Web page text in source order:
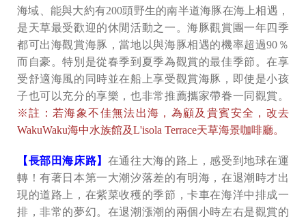
海域、能與大約有200頭野生的南半道海豚在海上相遇，
是天草最受歡迎的休閒活動之一。海豚觀賞團一年四季
都可出海觀賞海豚，當地以與海豚相遇的機率超過90％
而自豪。特別是從春季到夏季為觀賞的最佳季節。在享
受舒適海風的同時並在船上享受觀賞海豚，即使是小孩
子也可以充分的享樂，也非常推薦攜家帶眷一同觀賞。
※註：若海象不佳無法出海，為顧及貴賓安全，改去
WakuWaku海中水族館及L'isola Terrace天草海景咖啡廳。
【長部田海床路】 在通往大海的路上，感受到地球在運
轉！有著日本第一大潮汐落差的有明海，在退潮時才出
現的道路上，在紫菜收穫的季節，卡車在海洋中排成一
排，非常的夢幻。在退潮漲潮的兩個小時左右是觀賞的